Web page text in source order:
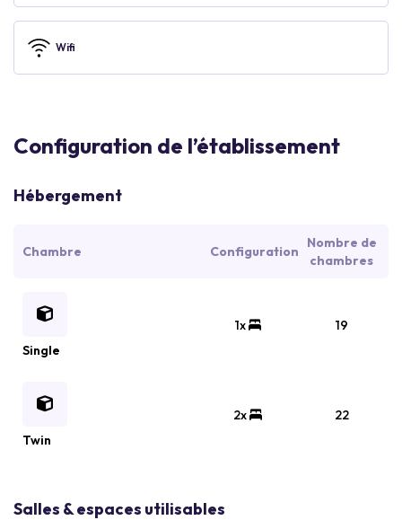
Wifi
Configuration de l’établissement
Hébergement
Chambre Configuration
Nombre de
chambres
Single
1x 19
Twin
2x 22
Salles & espaces utilisables